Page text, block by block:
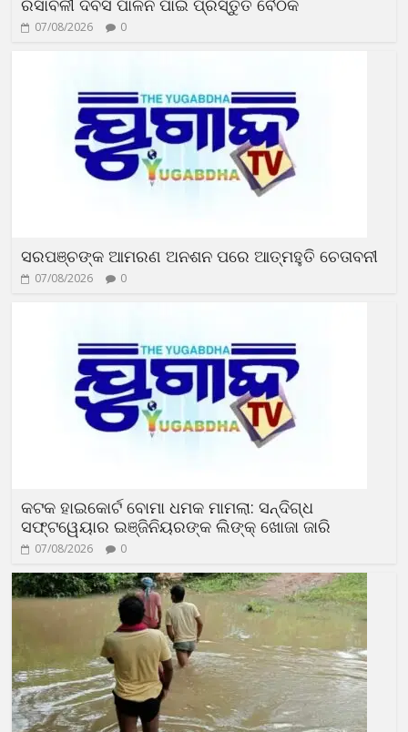
ରସାବଳୀ ଦିବସ ପାଳନ ପାଇଁ ପ୍ରସ୍ତୁତି ବୈଠକ
07/08/2026 0
ସରପଞ୍ଚଙ୍କ ଆମରଣ ଅନଶନ ପରେ ଆତ୍ମହୁତି ଚେତାବନୀ
07/08/2026 0
କଟକ ହାଇକୋର୍ଟ ବୋମା ଧମକ ମାମଲା: ସନ୍ଦିଗ୍ଧ
ସଫ୍ଟୱେୟାର ଇଞ୍ଜିନିୟରଙ୍କ ଲିଙ୍କ୍ ଖୋଜା ଜାରି
07/08/2026 0